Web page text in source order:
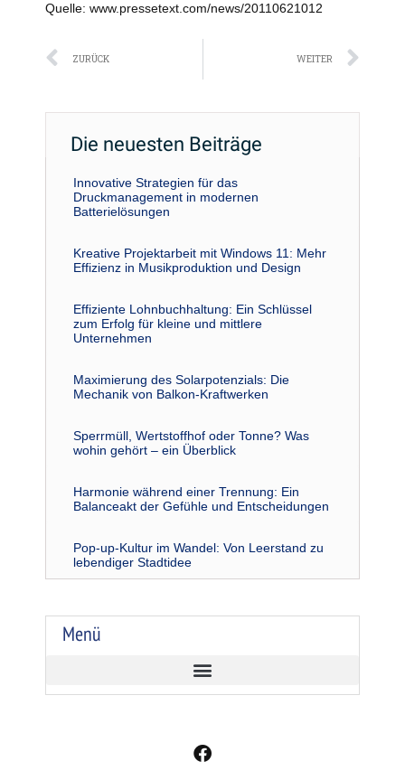
Quelle: www.pressetext.com/news/20110621012
Zurück
ZURÜCK WEITER
Die neuesten Beiträge
Innovative Strategien für das
Druckmanagement in modernen
Batterielösungen
Kreative Projektarbeit mit Windows 11: Mehr
Effizienz in Musikproduktion und Design
Effiziente Lohnbuchhaltung: Ein Schlüssel
zum Erfolg für kleine und mittlere
Unternehmen
Maximierung des Solarpotenzials: Die
Mechanik von Balkon-Kraftwerken
Sperrmüll, Wertstoffhof oder Tonne? Was
wohin gehört – ein Überblick
Harmonie während einer Trennung: Ein
Balanceakt der Gefühle und Entscheidungen
Pop-up-Kultur im Wandel: Von Leerstand zu
lebendiger Stadtidee
Menü
F
a